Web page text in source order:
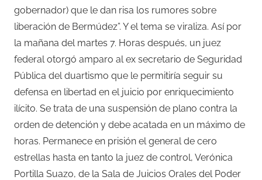
gobernador) que le dan risa los rumores sobre
liberación de Bermúdez”. Y el tema se viraliza. Así por
la mañana del martes 7. Horas después, un juez
federal otorgó amparo al ex secretario de Seguridad
Pública del duartismo que le permitiría seguir su
defensa en libertad en el juicio por enriquecimiento
ilícito. Se trata de una suspensión de plano contra la
orden de detención y debe acatada en un máximo de
horas. Permanece en prisión el general de cero
estrellas hasta en tanto la juez de control, Verónica
Portilla Suazo, de la Sala de Juicios Orales del Poder